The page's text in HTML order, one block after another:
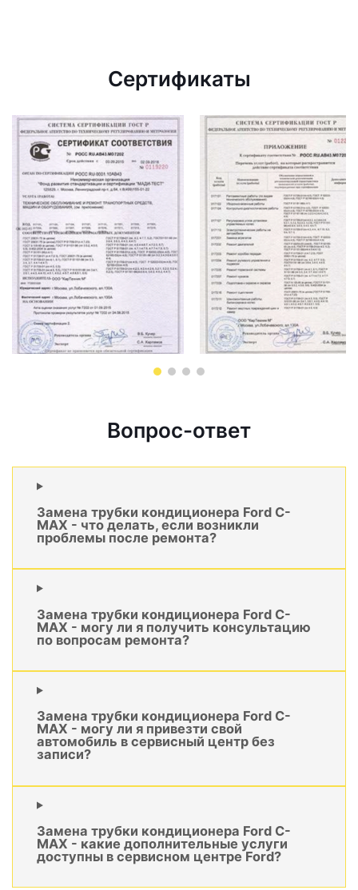
Сертификаты
Вопрос-ответ
Замена трубки кондиционера Ford C-
MAX - что делать, если возникли
проблемы после ремонта?
Замена трубки кондиционера Ford C-
MAX - могу ли я получить консультацию
по вопросам ремонта?
Замена трубки кондиционера Ford C-
MAX - могу ли я привезти свой
автомобиль в сервисный центр без
записи?
Замена трубки кондиционера Ford C-
MAX - какие дополнительные услуги
доступны в сервисном центре Ford?